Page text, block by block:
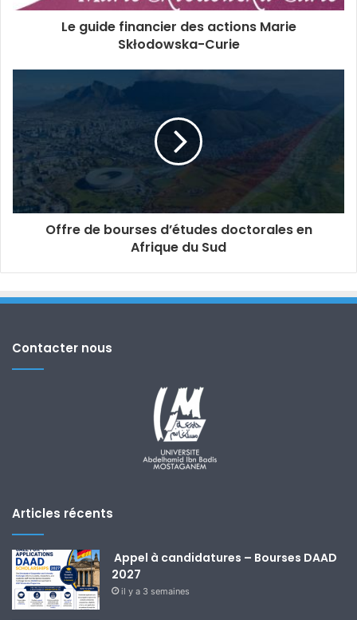
Le guide financier des actions Marie
Skłodowska-Curie
Offre de bourses d’études doctorales en
Afrique du Sud
Contacter nous
Articles récents
Appel à candidatures – Bourses DAAD
2027
il y a 3 semaines